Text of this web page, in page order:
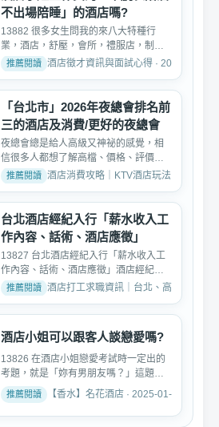
不出場陪睡」的酒店嗎?
13882 很多女生問我的來八大特種行
業，酒店，舒壓，會所，禮服店，制服
店，便服店，護膚養生館，...
酒店徵才資訊與面試心得 · 2025-04-19
「台北市」2026年夜總會排名前
三的酒店及消費/更好的夜總會
夜總會總是給人高級又神祕的感覺，相
信很多人都想了解高檔、價格、評價、
好玩純便服店的消費方式...
酒店消費攻略｜KTV酒店玩法、消費與
台北酒店經紀入行「薪水收入工
作內容、話術、酒店應徵」
13827 台北酒店經紀入行「薪水收入工
作內容、話術、酒店應徵」酒店經紀人
顧名思義就是帶小姐去酒...
酒店打工求職資訊｜台北、高雄、台中
酒店小姐可以跟客人談戀愛嗎?
13826 在酒店小姐戀愛考試時一定出的
考題，就是「妳有男朋友嗎？」這題是
還沒戀愛展開戀愛前的必...
【香水】名花酒店 · 2025-01-10